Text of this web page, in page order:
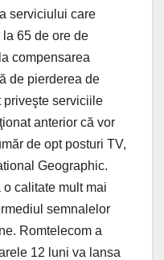
serviciului care
65 de ore de
compensarea
de pierderea de
priveşte serviciile
anterior că vor
de opt posturi TV,
Geographic.
calitate mult mai
semnalelor
Romtelecom a
12 luni va lansa